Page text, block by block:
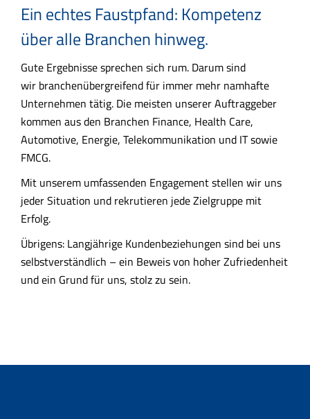
Ein echtes Faustpfand: Kompetenz
über alle Branchen hinweg.
Gute Ergebnisse sprechen sich rum. Darum sind
wir branchenübergreifend für immer mehr namhafte
Unternehmen tätig. Die meisten unserer Auftraggeber
kommen aus den Branchen Finance, Health Care,
Automotive, Energie, Telekommunikation und IT sowie
FMCG.
Mit unserem umfassenden Engagement stellen wir uns
jeder Situation und rekrutieren jede Zielgruppe mit
Erfolg.
Übrigens: Langjährige Kundenbeziehungen sind bei uns
selbstverständlich – ein Beweis von hoher Zufriedenheit
und ein Grund für uns, stolz zu sein.